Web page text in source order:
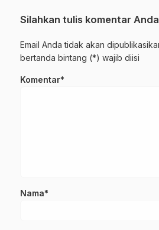
Silahkan tulis komentar Anda
Email Anda tidak akan
bertanda bintang (*) wajib diisi
Komentar*
Nama*